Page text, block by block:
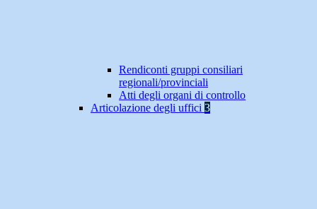
Rendiconti gruppi consiliari
regionali/provinciali
Atti degli organi di controllo
Articolazione degli uffici 3